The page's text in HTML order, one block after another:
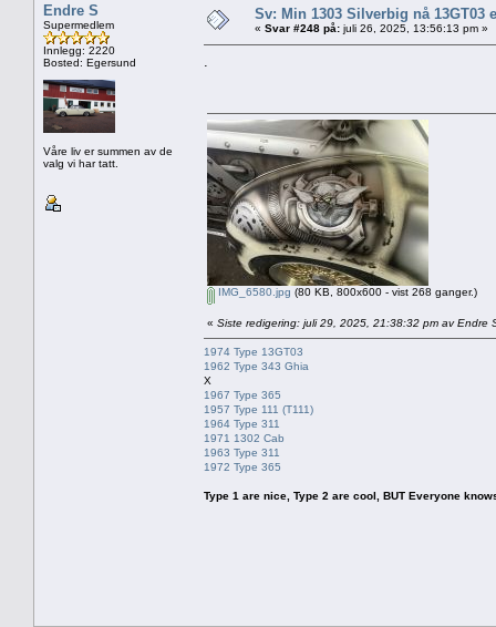
Endre S
Supermedlem
Innlegg: 2220
Bosted: Egersund
Våre liv er summen av de
valg vi har tatt.
Sv: Min 1303 Silverbig nå 13GT03
« Svar #248 på: juli 26, 2025, 13:56:13 pm »
IMG_6580.jpg (80 KB, 800x600 - vist 268 ganger.)
« Siste redigering: juli 29, 2025, 21:38:32 pm av Endre
1974 Type 13GT03
1962 Type 343 Ghia
X
1967 Type 365
1957 Type 111 (T111)
1964 Type 311
1971 1302 Cab
1963 Type 311
1972 Type 365
Type 1 are nice, Type 2 are cool, BUT Everyone